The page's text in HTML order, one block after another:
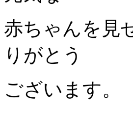
赤ちゃんを見
りがとう
ございます。